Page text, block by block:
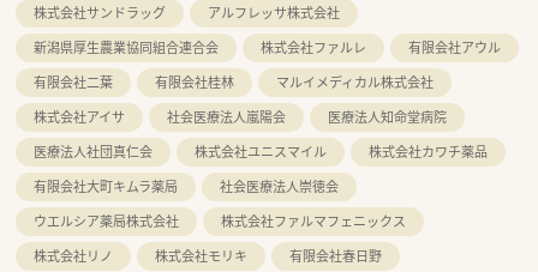
株式会社サンドラッグ
アルフレッサ株式会社
新潟県厚生農業協同組合連合会
株式会社ファルレ
有限会社アウル
有限会社二葉
有限会社桂林
マルイメディカル株式会社
株式会社アイサ
社会医療法人嵐陽会
医療法人知命堂病院
医療法人社団真仁会
株式会社ユニスマイル
株式会社カワチ薬品
有限会社大町キムラ薬局
社会医療法人崇徳会
ウエルシア薬局株式会社
株式会社ファルマフェニックス
株式会社リノ
株式会社モリキ 有限会社春日野